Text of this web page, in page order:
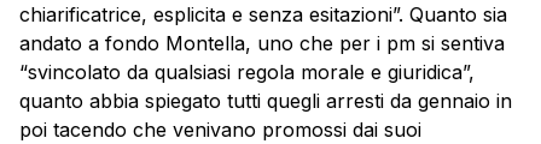
chiarificatrice, esplicita e senza esitazioni”. Quanto sia
andato a fondo Montella, uno che per i pm si sentiva
“svincolato da qualsiasi regola morale e giuridica”,
quanto abbia spiegato tutti quegli arresti da gennaio in
poi tacendo che venivano promossi dai suoi